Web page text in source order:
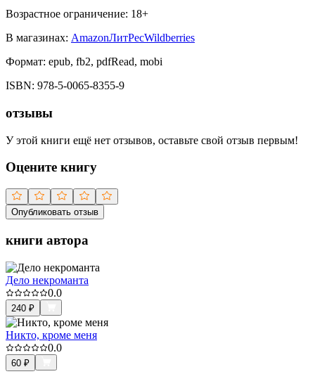
Возрастное ограничение: 18+
В магазинах: AmazonЛитРесWildberries
Формат: epub, fb2, pdfRead, mobi
ISBN: 978-5-0065-8355-9
отзывы
У этой книги ещё нет отзывов, оставьте свой отзыв первым!
Оцените книгу
Опубликовать отзыв
книги автора
Дело некроманта
0.0
240 ₽
Никто, кроме меня
0.0
60 ₽